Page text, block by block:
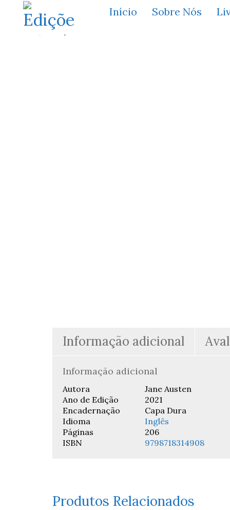
Início Sobre Nós
Informação adicional
Informação adicional
Autora
Jane Austen
Ano de Edição
2021
Encadernação
Capa Dura
Idioma
Inglês
Páginas
206
ISBN
9798718314908
Produtos Relacionados